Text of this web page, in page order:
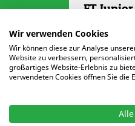
FT
Wie
Training
technische
zeigen wir
unserem…
Wir verwenden Cookies
Wir können diese zur Analyse
Website zu verbessern,
großartiges Website-Erlebnis zu
verwendeten Cookies öffnen Sie die